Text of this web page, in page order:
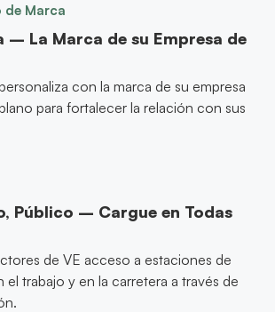
de Marca
– La Marca de su Empresa de
con la marca de su empresa
para fortalecer la relación con sus
Público – Cargue en Todas
de VE acceso a estaciones de
el trabajo y en la carretera a través de